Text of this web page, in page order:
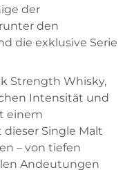
der
den
die exklusive Serie
Strength Whisky,
Intensität und
einem
Single Malt
– von tiefen
Andeutungen